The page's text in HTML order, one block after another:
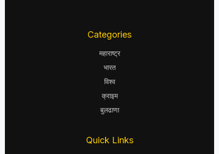
Categories
महाराष्ट्र
भारत
विश्व
क्राइम
बुलढाणा
Quick Links